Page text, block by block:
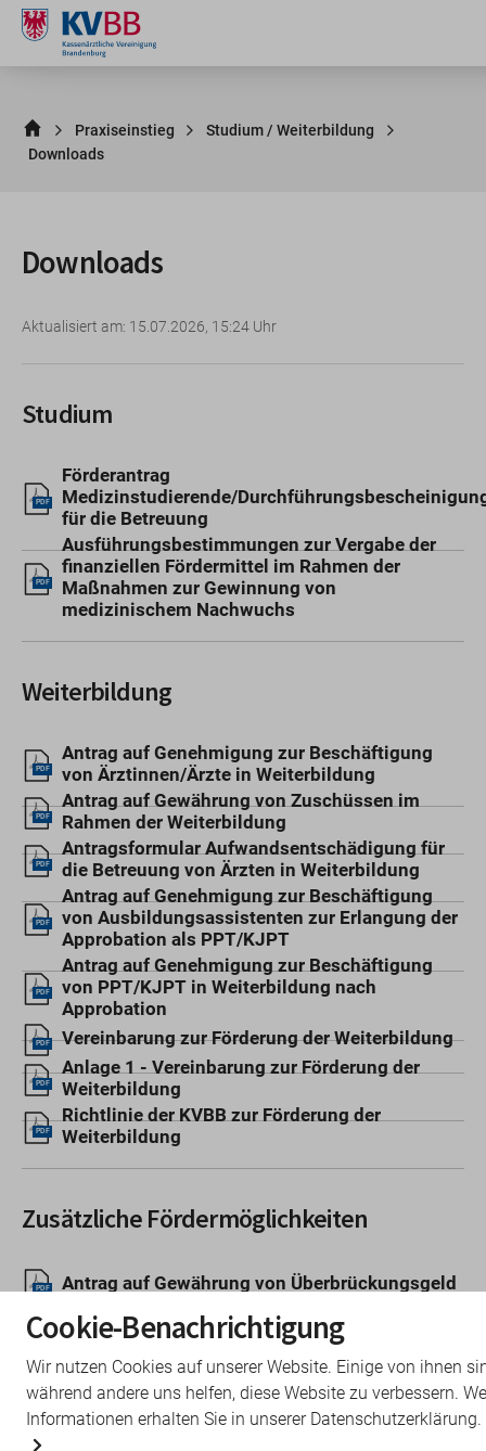
Praxiseinstieg
Studium / Weiterbildung
Downloads
Downloads
Aktualisiert am: 15.07.2026, 15:24 Uhr
Studium
PDF
Förderantrag
Medizinstudierende/
für die Betreuung
PDF
Ausführungsbestimmungen zur Vergabe der
finanziellen Fördermittel im Rahmen der
Maßnahmen zur Gewinnung von
medizinischem Nachwuchs
Weiterbildung
PDF
Antrag auf Genehmigung zur Beschäftigung
von Ärztinnen/Ärzte in Weiterbildung
PDF
Antrag auf Gewährung von Zuschüssen im
Rahmen der Weiterbildung
PDF
Antragsformular Aufwandsentschädigung für
die Betreuung von Ärzten in Weiterbildung
PDF
Antrag auf Genehmigung zur Beschäftigung
von Ausbildungsassistenten zur Erlangung der
Approbation als PPT/KJPT
PDF
Antrag auf Genehmigung zur Beschäftigung
von PPT/KJPT in Weiterbildung nach
Approbation
PDF Vereinbarung zur Förderung der Weiterbildung
PDF
Anlage 1 - Vereinbarung zur Förderung der
Weiterbildung
PDF
Richtlinie der KVBB zur Förderung der
Weiterbildung
Zusätzliche Fördermöglichkeiten
PDF Antrag auf Gewährung von Überbrückungsgeld
PDF
Antrag auf Gewährung eines Zuschusses für
einen Sprachkurs
Antrag auf Erstattung finanzieller
Aufwendungen für Weiterbildungskurse
PDF
Antrag auf Zertifizierung als KV RegioMed
Lehrpraxis
Cookie-Benachrichtigung
Wir nutzen Cookies auf unserer Website. Einige von ihnen
während andere uns helfen, diese Website zu verbessern.
Informationen erhalten Sie in unserer Datenschutzerklärung.